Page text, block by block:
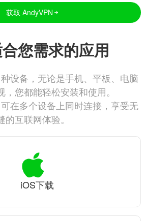
获取 AndyVPN
您需求的应用
设备，无论是手机、平板、电脑
您都能轻松安装和使用。
在多个设备上同时连接，享受无
的互联网体验。
iOS下载